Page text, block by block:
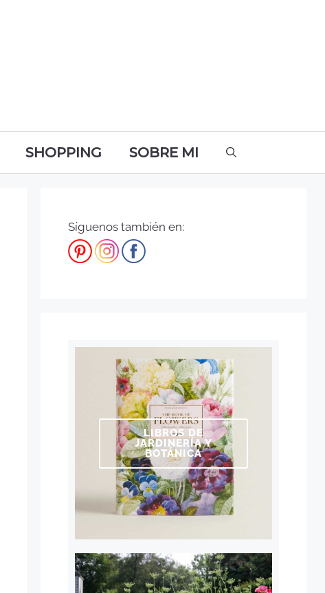
SHOPPING SOBRE MI
Síguenos también en:
LIBROS DE
JARDINERÍA Y
BOTÁNICA